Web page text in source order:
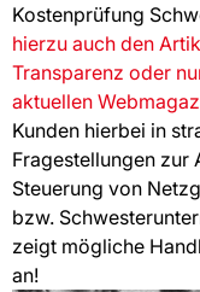
Kostenprüfung
hierzu auch den
Transparenz oder
aktuellen
Kunden hierbei in
Fragestellungen zur
Steuerung von
bzw.
zeigt mögliche
an!